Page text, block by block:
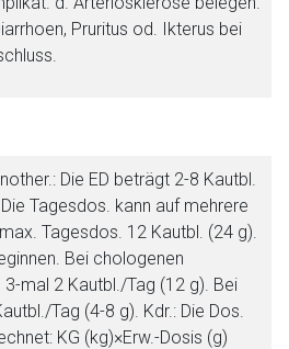
Pruritus od. Ikterus bei
Die ED beträgt 2-8 Kautbl.
Tagesdos. kann auf mehrere
Tagesdos. 12 Kautbl. (24 g).
Bei chologenen
mal 2 Kautbl./Tag (12 g). Bei
Tag (4-8 g). Kdr.: Die Dos.
KG (kg)×Erw.-Dosis (g)